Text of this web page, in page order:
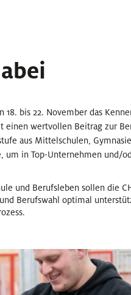
bis 22. November das
einen wertvollen Beitrag zur
aus Mittelschulen,
um in Top-Unternehmen und/
und Berufsleben sollen die
Berufswahl optimal